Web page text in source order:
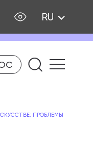
RU
Найти на
ПРОБЛЕМЫ И